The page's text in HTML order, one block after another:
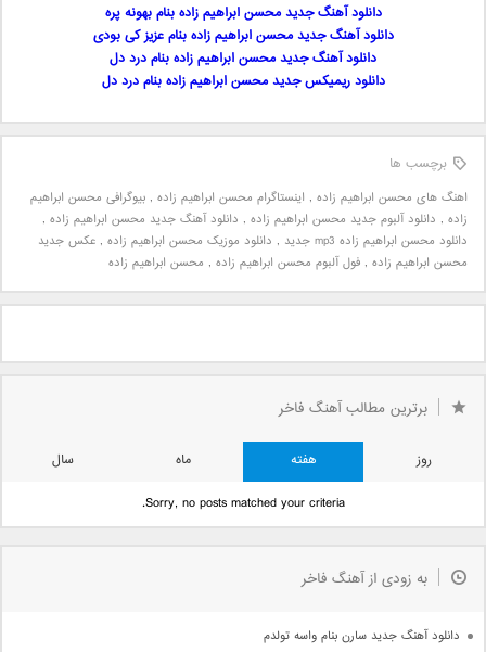
دانلود آهنگ جدید محسن ابراهیم زاده بنام بهونه پره
دانلود آهنگ جدید محسن ابراهیم زاده بنام عزیز کی بودی
دانلود آهنگ جدید محسن ابراهیم زاده بنام درد دل
دانلود ریمیکس جدید محسن ابراهیم زاده بنام درد دل
برچسب ها
اهنگ های محسن ابراهیم زاده , اینستاگرام محسن ابراهیم زاده , بیوگرافی محسن ابراهیم
زاده , دانلود آلبوم جدید محسن ابراهیم زاده , دانلود آهنگ جدید محسن ابراهیم زاده ,
دانلود محسن ابراهیم زاده mp3 جدید
, دانلود موزیک محسن ابراهیم زاده , عکس جدید
محسن ابراهیم زاده , فول آلبوم محسن ابراهیم زاده , محسن ابراهیم زاده
برترین مطالب آهنگ فاخر
روز هفته ماه
سال
Sorry, no posts matched your criteria.
به زودی از آهنگ فاخر
دانلود آهنگ جدید سارن بنام واسه تولدم